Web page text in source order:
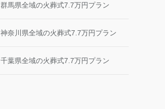
群馬県全域の火葬式7.7万円プラン
神奈川県全域の火葬式7.7万円プラン
千葉県全域の火葬式7.7万円プラン